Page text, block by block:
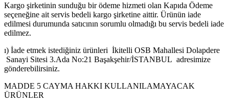
Kargo şirketinin sunduğu bir ödeme hizmeti olan Kapıda Ödeme
seçeneğine ait servis bedeli kargo şirketine aittir. Ürünün iade
edilmesi durumunda satıcının sorumlu olmadığı bu servis bedeli iade
edilmez.
ı) İade etmek istediğiniz ürünleri İkitelli OSB Mahallesi Dolapdere
Sanayi Sitesi 3.Ada No:21 Başakşehir/İSTANBUL adresimize
gönderebilirsiniz.
MADDE 5 CAYMA HAKKI KULLANILAMAYACAK
ÜRÜNLER